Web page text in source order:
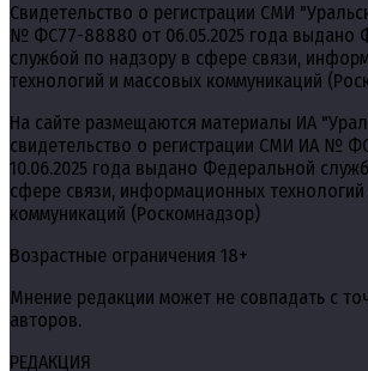
Свидетельство о регистрации СМИ
№ ФС77-88880 от 06.05.2025 года выдано
службой по надзору в сфере связи,
технологий и массовых коммуникаций
На сайте размещаются материалы ИА
свидетельство о регистрации СМИ ИА №
10.06.2025 года выдано Федеральной
сфере связи, информационных
коммуникаций (Роскомнадзор)
Возрастные ограничения 18+
Мнение редакции может не совпадать с
авторов.
РЕДАКЦИЯ